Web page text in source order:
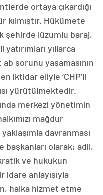
ortaya çıkardığı
kılmıştır. Hükümete
şehirde lüzumlu baraj,
yıllarca
sorunu yaşamasının
iktidar eliyle ‘CHP’li
yürütülmektedir.
merkezi yönetimin
mağdur
davranması
olarak; adil,
ve hukukun
anlayışıyla
halka hizmet etme